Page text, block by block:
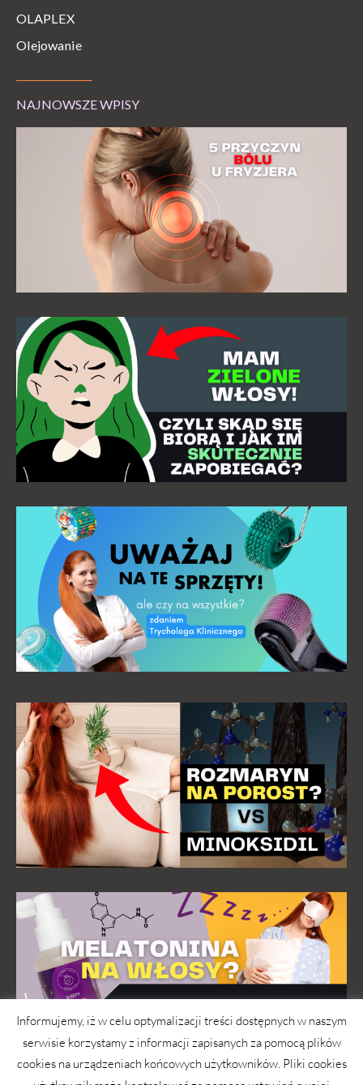
OLAPLEX
Olejowanie
NAJNOWSZE WPISY
Informujemy, iż w celu optymalizacji treści dostępnych w naszym
serwisie korzystamy z informacji zapisanych za pomocą plików
cookies na urządzeniach końcowych użytkowników. Pliki cookies